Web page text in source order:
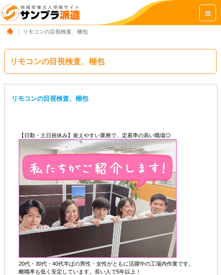
リモコンの目視検査、梱包
リモコンの目視検査、梱包
リモコンの目視検査、梱包
【日勤・土日祝休み】覚えやすい業務で、定着率の高い職場◎
20代・30代・40代半ばの男性・女性がともに活躍中の工場内作業です。
離職率も低く安定しています。長い人で5年以上！